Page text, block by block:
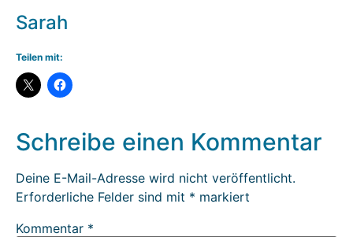
Sarah
Teilen mit:
Schreibe einen Kommentar
Deine E-Mail-Adresse wird nicht veröffentlicht.
Erforderliche Felder sind mit * markiert
Kommentar *